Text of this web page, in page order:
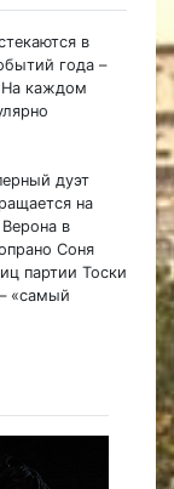
в
года –
На каждом
дуэт
на
в
Соня
партии Тоски
«самый